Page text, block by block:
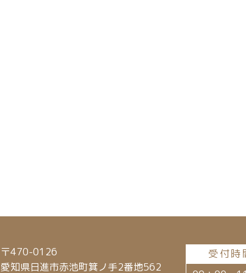
〒470-0126
愛知県日進市赤池町箕ノ手2番地562
受付時